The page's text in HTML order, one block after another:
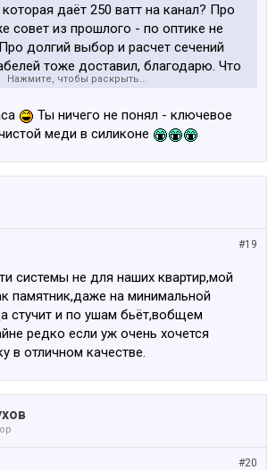
которая даёт 250 ватт на канал? Про
совет из прошлого - по оптике не
долгий выбор и расчет сечений
тоже доставил, благодарю. Что
контексте твоего выбора Хай-Энд
советов просто без комментариев
каждым словом
Нажмите, чтобы раскрыть...
Ты ничего не понял - ключевое
меди в силиконе
#19
системы не для наших квартир,мой
памятник,даже на минимальной
стучит и по ушам бьёт,вобщем
редко если уж очень хочется
в отличном качестве.
#20